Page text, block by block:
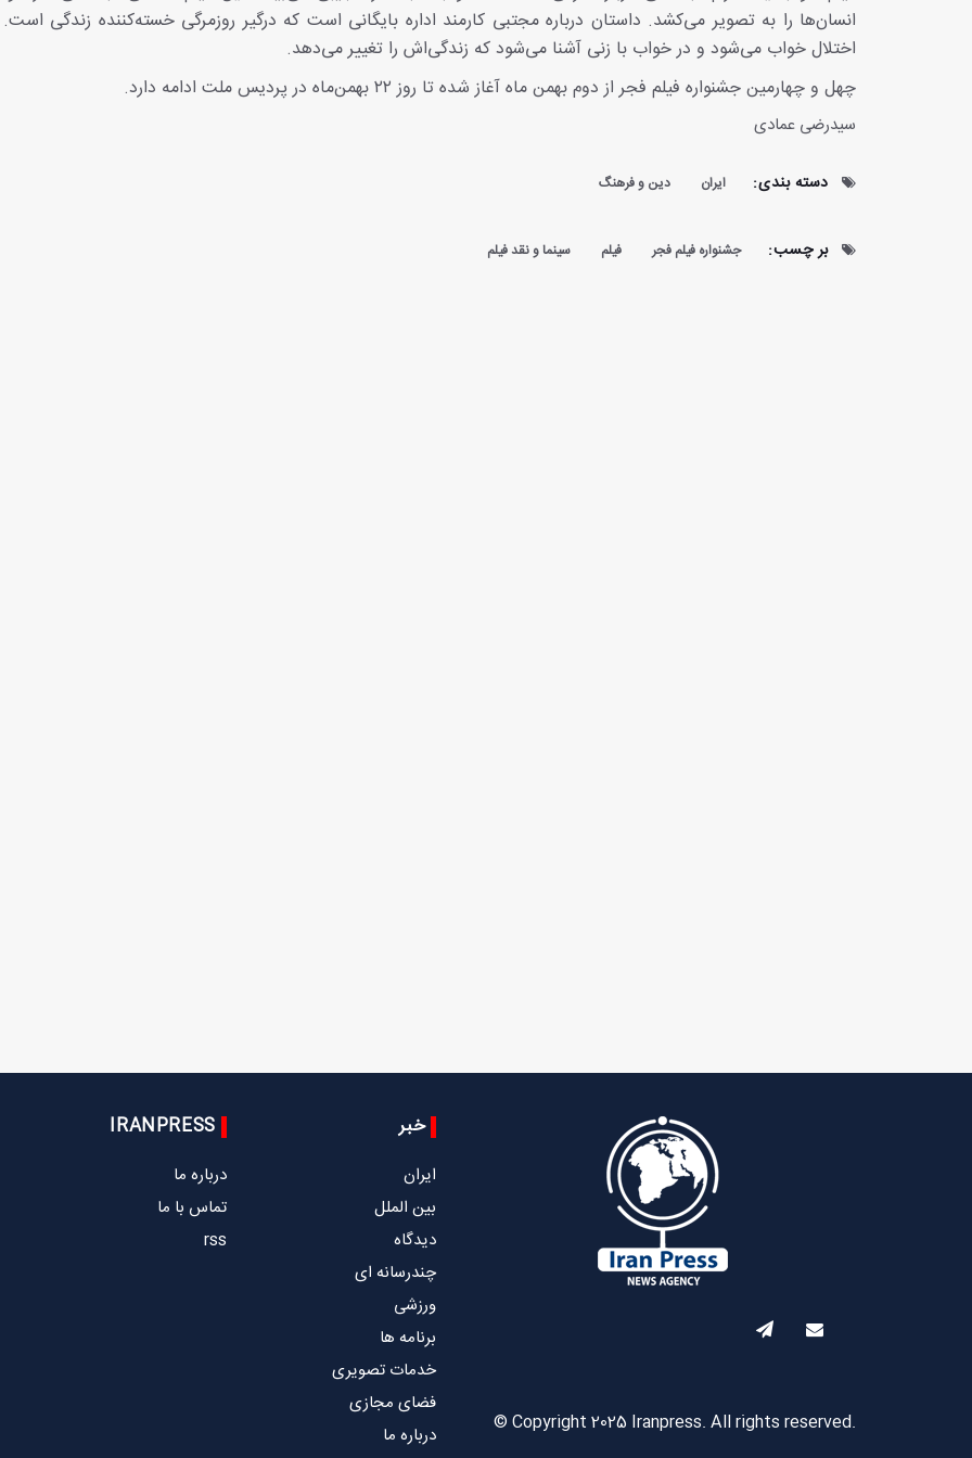
انسان‌ها را به تصویر می‌کشد. داستان درباره مجتبی کارمند اداره بایگانی است که درگیر روزمرگی خسته‌کننده زندگی
اختلال خواب می‌شود و در خواب با زنی آشنا می‌شود که زندگی‌اش را تغییر می‌دهد.
چهل و چهارمین جشنواره فیلم فجر از دوم بهمن ماه آغاز شده تا روز ۲۲ بهمن‌ماه در پردیس ملت ادامه دارد.
سیدرضی عمادی
دسته بندی: ایران دین و فرهنگ
بر چسب: جشنواره فیلم فجر فیلم سینما و نقد فیلم
© Copyright 2025 Iranpress. All rights reserved.
خبر
ایران
بین الملل
دیدگاه
چندرسانه ای
ورزشی
برنامه ها
خدمات تصویری
فضای مجازی
درباره ما
IRANPRESS
درباره ما
تماس با ما
rss